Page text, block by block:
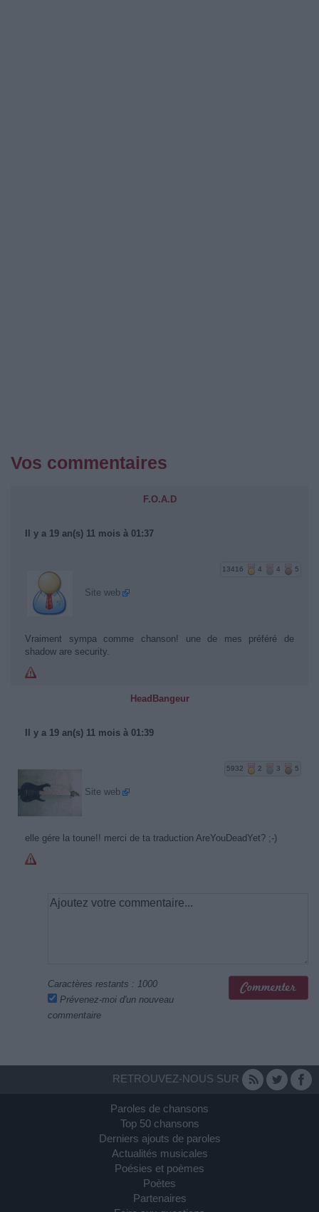
Vos commentaires
F.O.A.D
Il y a 19 an(s) 11 mois à 01:37
13416 4 4 5
Site web
Vraiment sympa comme chanson! une de mes préféré de
shadow are security.
HeadBangeur
Il y a 19 an(s) 11 mois à 01:39
5932 2 3 5
Site web
elle gére la toune!! merci de ta traduction AreYouDeadYet? ;-)
Caractères restants : 1000
Prévenez-moi d'un nouveau
commentaire
RETROUVEZ-NOUS SUR
Paroles de chansons
Top 50 chansons
Derniers ajouts de paroles
Actualités musicales
Poésies et poèmes
Poètes
Partenaires